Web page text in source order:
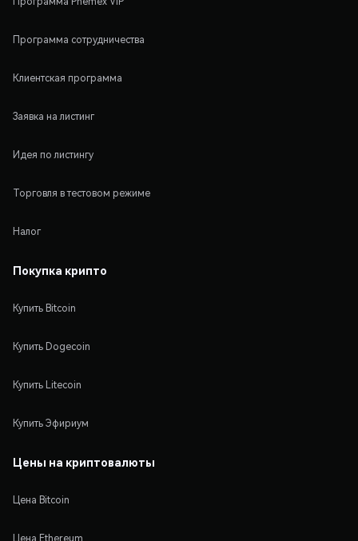
Программа сотрудничества
Клиентская программа
Заявка на листинг
Идея по листингу
Торговля в тестовом режиме
Налог
Покупка крипто
Купить Bitcoin
Купить Dogecoin
Купить Litecoin
Купить Эфириум
Цены на криптовалюты
Цена Bitcoin
Цена Ethereum